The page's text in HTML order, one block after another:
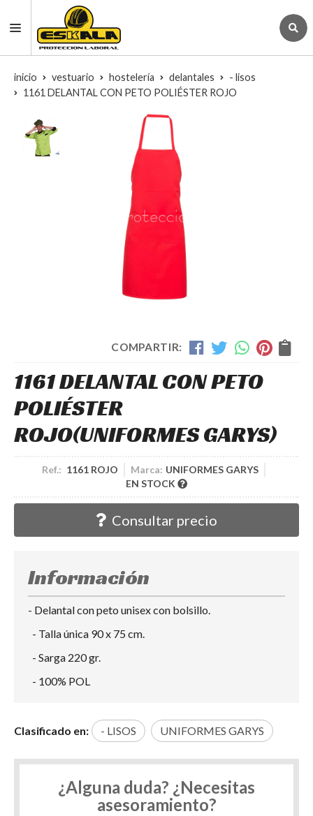
inicio vestuario hostelería delantales
- lisos
1161 DELANTAL CON PETO POLIÉSTER ROJO
COMPARTIR:
1161 DELANTAL CON PETO
POLIÉSTER
ROJO(UNIFORMES GARYS)
Ref.: 1161 ROJO Marca: UNIFORMES GARYS
EN STOCK
Consultar precio
Información
- Delantal con peto unisex con bolsillo.
- Talla única 90 x 75 cm.
- Sarga 220 gr.
- 100% POL
Clasificado en: - LISOS UNIFORMES GARYS
¿Alguna duda? ¿Necesitas
asesoramiento?